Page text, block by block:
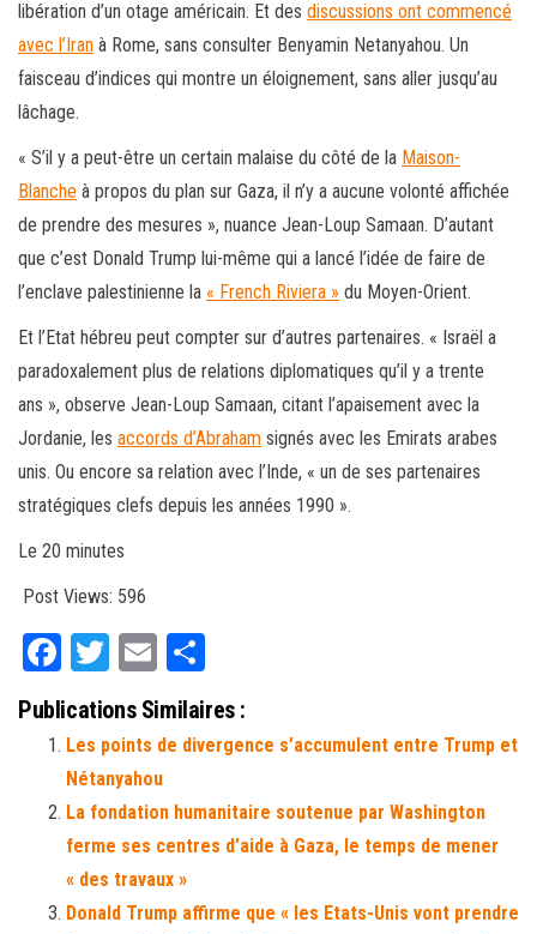
libération d’un otage américain. Et des discussions ont commencé
avec l’Iran à Rome, sans consulter Benyamin Netanyahou. Un
faisceau d’indices qui montre un éloignement, sans aller jusqu’au
lâchage.
« S’il y a peut-être un certain malaise du côté de la Maison-
Blanche à propos du plan sur Gaza, il n’y a aucune volonté affichée
de prendre des mesures », nuance Jean-Loup Samaan. D’autant
que c’est Donald Trump lui-même qui a lancé l’idée de faire de
l’enclave palestinienne la « French Riviera » du Moyen-Orient.
Et l’Etat hébreu peut compter sur d’autres partenaires. « Israël a
paradoxalement plus de relations diplomatiques qu’il y a trente
ans », observe Jean-Loup Samaan, citant l’apaisement avec la
Jordanie, les accords d’Abraham signés avec les Emirats arabes
unis. Ou encore sa relation avec l’Inde, « un de ses partenaires
stratégiques clefs depuis les années 1990 ».
Le 20 minutes
Post Views: 596
Fa
ce
bo
ok
T
tt
er
E
m
ail ag
er
Publications Similaires :
Les points de divergence s’accumulent entre Trump et
Nétanyahou
La fondation humanitaire soutenue par Washington
ferme ses centres d’aide à Gaza, le temps de mener
« des travaux »
Donald Trump affirme que « les Etats-Unis vont prendre